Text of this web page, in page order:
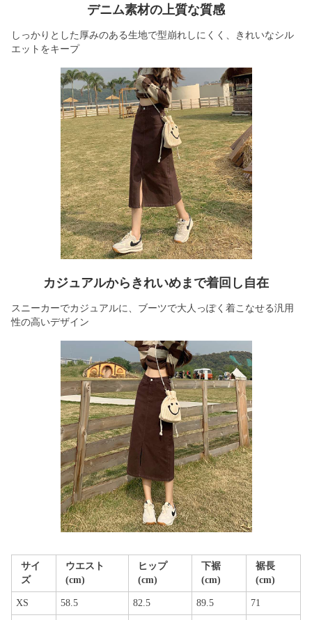
デニム素材の上質な質感
しっかりとした厚みのある生地で型崩れしにくく、きれいなシル
エットをキープ
カジュアルからきれいめまで着回し自在
スニーカーでカジュアルに、ブーツで大人っぽく着こなせる汎用
性の高いデザイン
サイ
ズ
ウエスト
(cm)
ヒップ
(cm)
下裾
(cm)
裾長
(cm)
XS 58.5 82.5 89.5 71